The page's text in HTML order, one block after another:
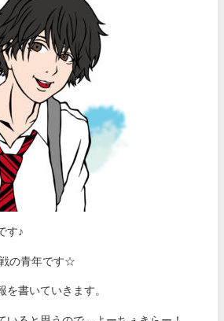
す♪
の青年です☆
を書いていきます。